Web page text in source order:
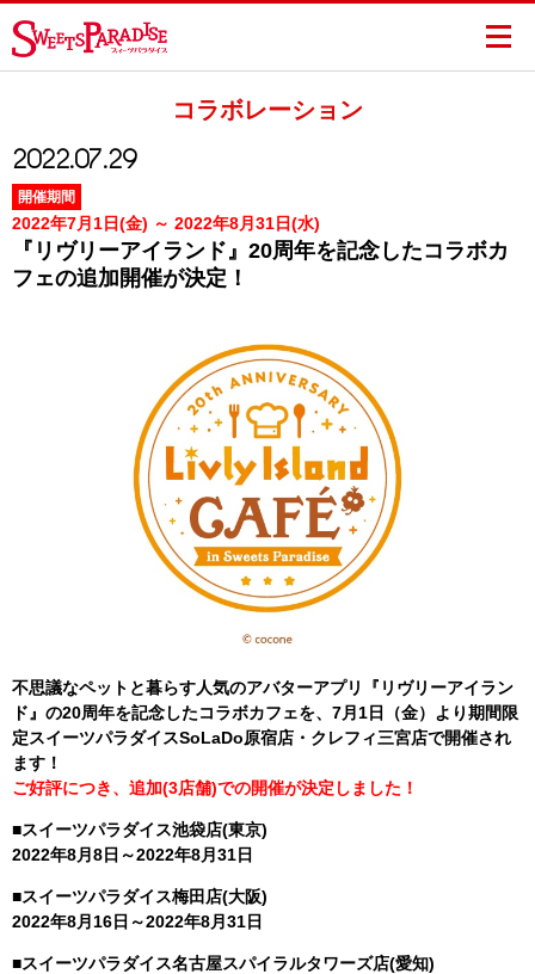
コラボレーション
2022.07.29
開催期間
2022年7月1日(金) ～ 2022年8月31日(水)
『リヴリーアイランド』20周年を記念したコラボカ
フェの追加開催が決定！
不思議なペットと暮らす人気のアバターアプリ『リヴリーアイラン
ド』の20周年を記念したコラボカフェを、7月1日（金）より期間限
定スイーツパラダイスSoLaDo原宿店・クレフィ三宮店で開催され
ます！
ご好評につき、追加(3店舗)での開催が決定しました！
■スイーツパラダイス池袋店(東京)
2022年8月8日～2022年8月31日
■スイーツパラダイス梅田店(大阪)
2022年8月16日～2022年8月31日
■スイーツパラダイス名古屋スパイラルタワーズ店(愛知)